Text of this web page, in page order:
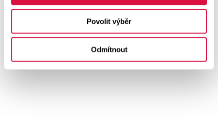
Povolit výběr
Odmítnout